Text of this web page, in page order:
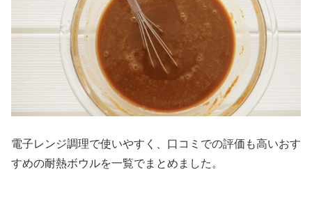
電子レンジ調理で使いやすく、口コミでの評価も高いおす
すめの耐熱ボウルを一覧でまとめました。